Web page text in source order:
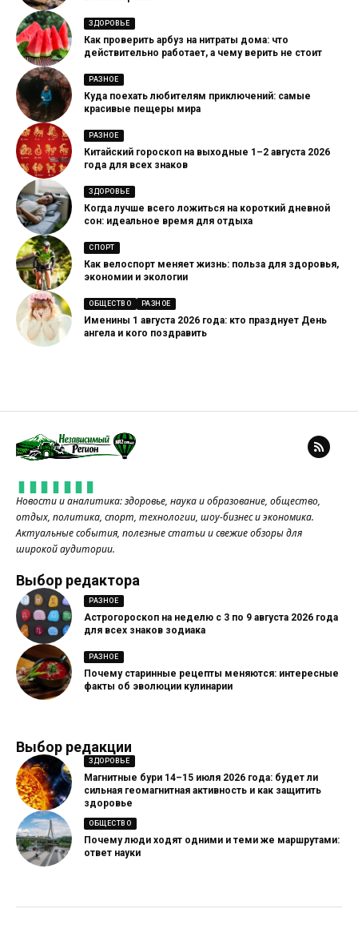
ЗДОРОВЬЕ
Как проверить арбуз на нитраты дома: что
действительно работает, а чему верить не стоит
РАЗНОЕ
Куда поехать любителям приключений: самые
красивые пещеры мира
РАЗНОЕ
Китайский гороскоп на выходные 1–2 августа 2026
года для всех знаков
ЗДОРОВЬЕ
Когда лучше всего ложиться на короткий дневной
сон: идеальное время для отдыха
СПОРТ
Как велоспорт меняет жизнь: польза для здоровья,
экономии и экологии
ОБЩЕСТВО РАЗНОЕ
Именины 1 августа 2026 года: кто празднует День
ангела и кого поздравить
Новости и аналитика: здоровье, наука и образование, общество,
отдых, политика, спорт, технологии, шоу-бизнес и экономика.
Актуальные события, полезные статьи и свежие обзоры для
широкой аудитории.
Выбор редактора
РАЗНОЕ
Астрогороскоп на неделю с 3 по 9 августа 2026 года
для всех знаков зодиака
РАЗНОЕ
Почему старинные рецепты меняются: интересные
факты об эволюции кулинарии
Выбор редакции
ЗДОРОВЬЕ
Магнитные бури 14–15 июля 2026 года: будет ли
сильная геомагнитная активность и как защитить
здоровье
ОБЩЕСТВО
Почему люди ходят одними и теми же маршрутами:
ответ науки